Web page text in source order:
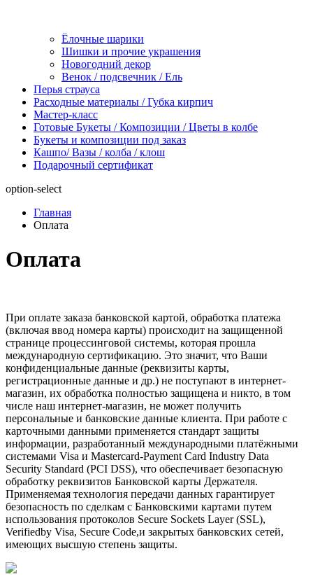
Ёлочные шарики
Шишки и прочие украшения
Новогодний декор
Венок / подсвечник / Ель
Перья страуса
Расходные материалы / Губка кирпич
Мастер-класс
Готовые Букеты / Композиции / Цветы в колбе
Букеты и композиции под заказ
Кашпо/ Вазы / колба / клош
Подарочный сертификат
option-select
Главная
Оплата
Оплата
При оплате заказа банковской картой, обработка платежа
(включая ввод номера карты) происходит на защищенной
странице процессинговой системы, которая прошла
международную сертификацию. Это значит, что Ваши
конфиденциальные данные (реквизиты карты,
регистрационные данные и др.) не поступают в интернет-
магазин, их обработка полностью защищена и никто, в том
числе наш интернет-магазин, не может получить
персональные и банковские данные клиента. При работе с
карточными данными применяется стандарт защиты
информации, разработанный международными платёжными
системами Visa и Masterсard-Payment Card Industry Data
Security Standard (PCI DSS), что обеспечивает безопасную
обработку реквизитов Банковской карты Держателя.
Применяемая технология передачи данных гарантирует
безопасность по сделкам с Банковскими картами путем
использования протоколов Secure Sockets Layer (SSL),
Verifiedby Visa, Secure Code,и закрытых банковских сетей,
имеющих высшую степень защиты.